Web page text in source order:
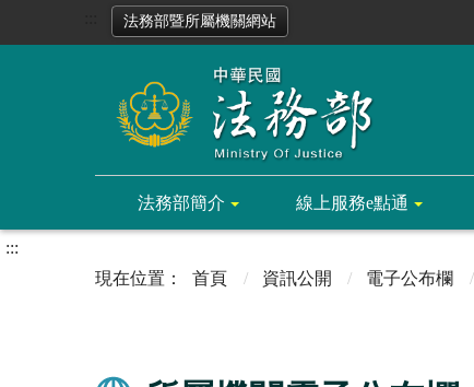
法務部暨所屬機關網站
法務部簡介 線上服務e點通
:::
首頁
資訊公開 電子公布欄